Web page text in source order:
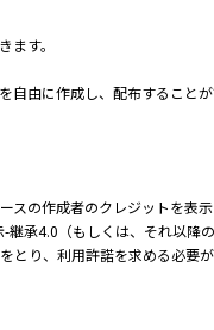
す。
由に作成し、配布することが
の作成者のクレジットを表示
承4.0（もしくは、それ以降
り、利用許諾を求める必要が